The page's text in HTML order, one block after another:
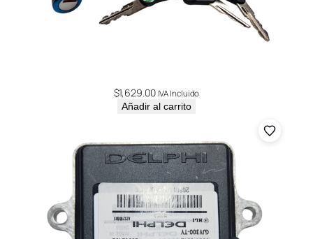
$1,629.00 IVA Incluido
Añadir al carrito